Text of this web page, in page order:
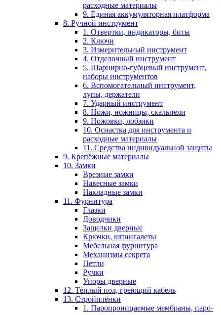
расходные материалы
9. Единая аккумуляторная платформа
8. Ручной инструмент
1. Отвертки, индикаторы, биты
2. Ключи
3. Измерительный инструмент
4. Отделочный инструмент
5. Шарнирно-губцевый инструмент,
наборы инструментов
6. Вспомогательный инструмент,
лупы, держатели
7. Ударный инструмент
8. Ножи, ножницы, скальпели
9. Ножовки, лобзики
10. Оснастка для инструмента и
расходные материалы
11. Средства индивидуальной защиты
9. Крепёжные материалы
10. Замки
Врезные замки
Навесные замки
Накладные замки
11. Фурнитура
Глазки
Доводчики
Защелки дверные
Крючки, шпингалеты
Мебельная фурнитура
Механизмы секрета
Петли
Ручки
Упоры дверные
12. Тёплый пол, греющий кабель
13. Стройплёнки
1. Паропроницаемые мембраны, паро-